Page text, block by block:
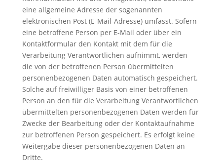
eine allgemeine Adresse der sogenannten
elektronischen Post (E-Mail-Adresse) umfasst. Sofern
eine betroffene Person per E-Mail oder über ein
Kontaktformular den Kontakt mit dem für die
Verarbeitung Verantwortlichen aufnimmt, werden
die von der betroffenen Person übermittelten
personenbezogenen Daten automatisch gespeichert.
Solche auf freiwilliger Basis von einer betroffenen
Person an den für die Verarbeitung Verantwortlichen
übermittelten personenbezogenen Daten werden für
Zwecke der Bearbeitung oder der Kontaktaufnahme
zur betroffenen Person gespeichert. Es erfolgt keine
Weitergabe dieser personenbezogenen Daten an
Dritte.